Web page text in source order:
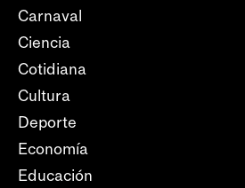
Carnaval
Ciencia
Cotidiana
Cultura
Deporte
Economía
Educación